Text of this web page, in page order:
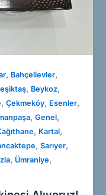
, Bahçelievler,
, Beykoz,
,Çekmeköy, Esenler,
,Genel,
, Kartal,
,Sarıyer,
, Ümraniye,